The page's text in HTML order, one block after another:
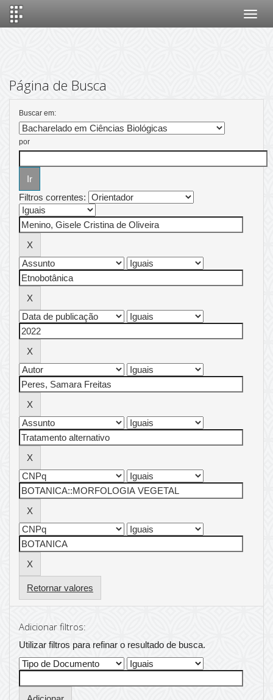
Página de Busca
Buscar em:
por
Filtros correntes:
Retornar valores
Adicionar filtros:
Utilizar filtros para refinar o resultado de busca.